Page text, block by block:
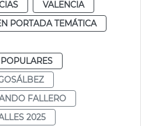
VALENCIA
PORTADA TEMÁTICA
FALLERO
2025